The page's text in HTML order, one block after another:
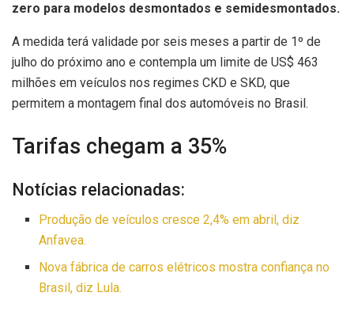
zero para modelos desmontados e semidesmontados.
A medida terá validade por seis meses a partir de 1º de
julho do próximo ano e contempla um limite de US$ 463
milhões em veículos nos regimes CKD e SKD, que
permitem a montagem final dos automóveis no Brasil.
Tarifas chegam a 35%
Notícias relacionadas:
Produção de veículos cresce 2,4% em abril, diz
Anfavea.
Nova fábrica de carros elétricos mostra confiança no
Brasil, diz Lula.